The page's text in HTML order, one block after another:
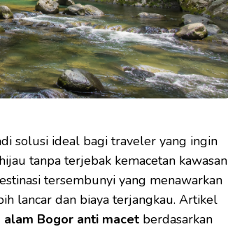
solusi ideal bagi traveler yang ingin
tanpa terjebak kemacetan kawasan
tersembunyi yang menawarkan
lancar dan biaya terjangkau. Artikel
alam Bogor anti macet berdasarkan